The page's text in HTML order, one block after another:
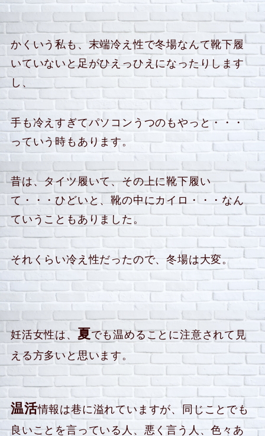
かくいう私も、末端冷え性で冬場なんて靴下履
いていないと足がひえっひえになったりします
し、
手も冷えすぎてパソコンうつのもやっと・・・
っていう時もあります。
昔は、タイツ履いて、その上に靴下履い
て・・・ひどいと、靴の中にカイロ・・・なん
ていうこともありました。
それくらい冷え性だったので、冬場は大変。
妊活女性は、夏でも温めることに注意されて見
える方多いと思います。
温活情報は巷に溢れていますが、同じことでも
良いことを言っている人、悪く言う人、色々あ